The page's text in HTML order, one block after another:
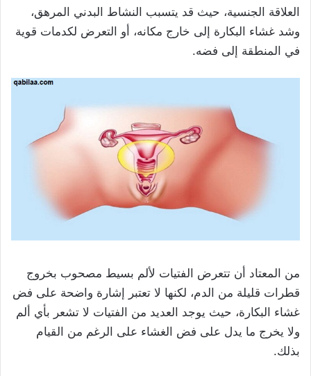
العلاقة الجنسية، حيث قد يتسبب النشاط البدني المرهق،
وشد غشاء البكارة إلى خارج مكانه، أو التعرض لكدمات قوية
في المنطقة إلى فضه.
من المعتاد أن تتعرض الفتيات لألم بسيط مصحوب بخروج
قطرات قليلة من الدم، لكنها لا تعتبر إشارة واضحة على فض
غشاء البكارة، حيث يوجد العديد من الفتيات لا تشعر بأي ألم
ولا يخرج ما يدل على فض الغشاء على الرغم من القيام
بذلك.